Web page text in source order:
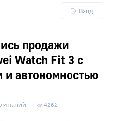
Вход
продажи
Watch Fit 3 с
автономностью
4262